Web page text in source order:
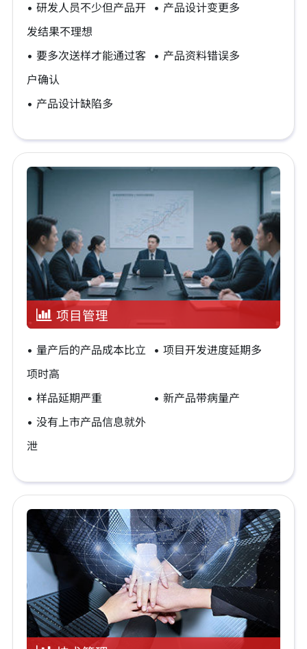
• 研发人员不少但产品开
发结果不理想
• 产品设计变更多
• 要多次送样才能通过客
户确认
• 产品资料错误多
• 产品设计缺陷多
项目管理
• 量产后的产品成本比立
项时高
• 项目开发进度延期多
• 样品延期严重
• 新产品带病量产
• 没有上市产品信息就外
泄